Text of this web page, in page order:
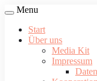
Menu
Start
Über uns
Media Kit
Impressum